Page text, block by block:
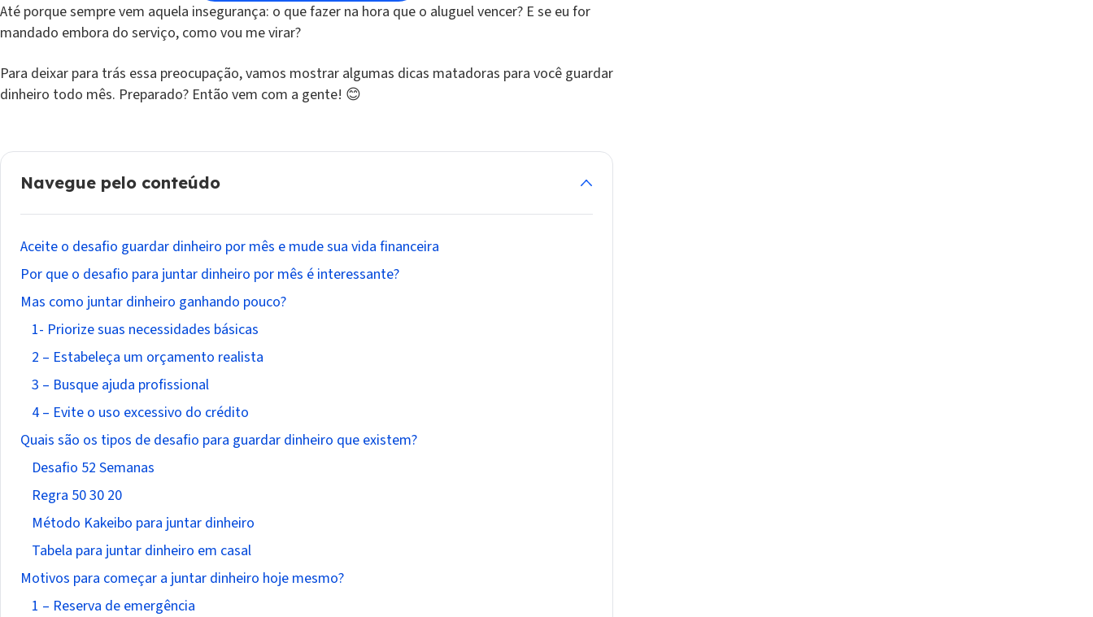
Até porque sempre vem aquela insegurança: o que fazer na hora que o aluguel vencer? E se eu for
mandado embora do serviço, como vou me virar?
Para deixar para trás essa preocupação, vamos mostrar algumas dicas matadoras para você guardar
dinheiro todo mês. Preparado? Então vem com a gente! 😊
Navegue pelo conteúdo
Aceite o desafio guardar dinheiro por mês e mude sua vida financeira
Por que o desafio para juntar dinheiro por mês é interessante?
Mas como juntar dinheiro ganhando pouco?
1- Priorize suas necessidades básicas
2 – Estabeleça um orçamento realista
3 – Busque ajuda profissional
4 – Evite o uso excessivo do crédito
Quais são os tipos de desafio para guardar dinheiro que existem?
Desafio 52 Semanas
Regra 50 30 20
Método Kakeibo para juntar dinheiro
Tabela para juntar dinheiro em casal
Motivos para começar a juntar dinheiro hoje mesmo?
1 – Reserva de emergência